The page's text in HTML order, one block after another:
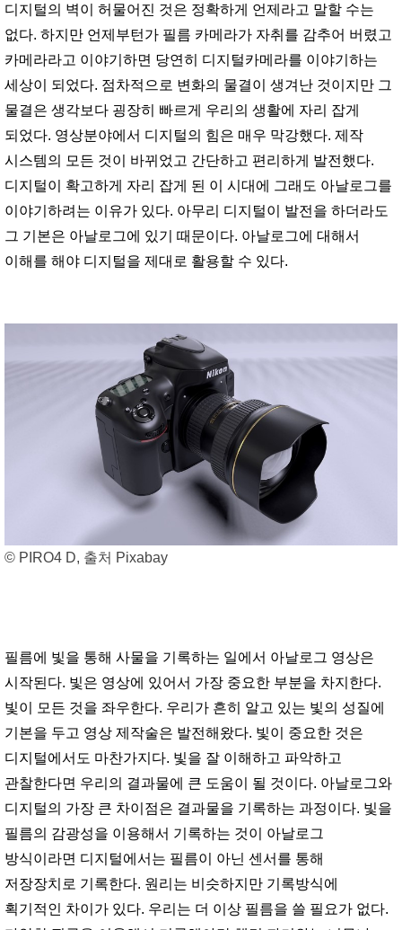
디지털의 벽이 허물어진 것은 정확하게 언제라고 말할 수는
없다. 하지만 언제부턴가 필름 카메라가 자취를 감추어 버렸고
카메라라고 이야기하면 당연히 디지털카메라를 이야기하는
세상이 되었다. 점차적으로 변화의 물결이 생겨난 것이지만 그
물결은 생각보다 굉장히 빠르게 우리의 생활에 자리 잡게
되었다. 영상분야에서 디지털의 힘은 매우 막강했다. 제작
시스템의 모든 것이 바뀌었고 간단하고 편리하게 발전했다.
디지털이 확고하게 자리 잡게 된 이 시대에 그래도 아날로그를
이야기하려는 이유가 있다. 아무리 디지털이 발전을 하더라도
그 기본은 아날로그에 있기 때문이다. 아날로그에 대해서
이해를 해야 디지털을 제대로 활용할 수 있다.
© PIRO4 D, 출처 Pixabay
필름에 빛을 통해 사물을 기록하는 일에서 아날로그 영상은
시작된다. 빛은 영상에 있어서 가장 중요한 부분을 차지한다.
빛이 모든 것을 좌우한다. 우리가 흔히 알고 있는 빛의 성질에
기본을 두고 영상 제작술은 발전해왔다. 빛이 중요한 것은
디지털에서도 마찬가지다. 빛을 잘 이해하고 파악하고
관찰한다면 우리의 결과물에 큰 도움이 될 것이다. 아날로그와
디지털의 가장 큰 차이점은 결과물을 기록하는 과정이다. 빛을
필름의 감광성을 이용해서 기록하는 것이 아날로그
방식이라면 디지털에서는 필름이 아닌 센서를 통해
저장장치로 기록한다. 원리는 비슷하지만 기록방식에
획기적인 차이가 있다. 우리는 더 이상 필름을 쓸 필요가 없다.